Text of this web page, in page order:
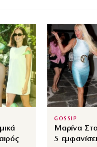
GOSSIP
Μαρίνα
5